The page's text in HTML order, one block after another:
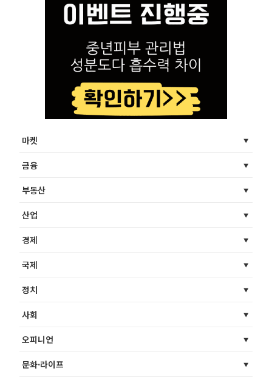
마켓
금융
부동산
산업
경제
국제
정치
사회
오피니언
문화·라이프